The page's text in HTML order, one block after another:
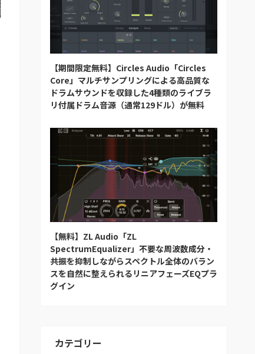
【期間限定無料】Circles Audio「Circles
Core」マルチサンプリングによる高品質な
ドラムサウンドを収録した4種類のライブラ
リ付属ドラム音源（通常129ドル）が無料
【無料】ZL Audio「ZL
SpectrumEqualizer」不要な周波数成分・
共振を抑制しながらスペクトル全体のバラン
スを自然に整えられるリニアフェーズEQプラ
グイン
カテゴリー